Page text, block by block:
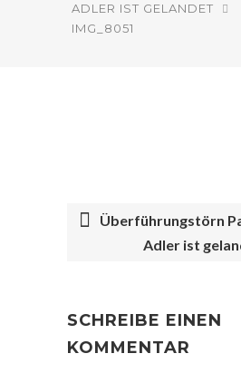
ADLER IST GELANDET
IMG_8051
Überführungstörn
Adler ist
SCHREIBE EINEN
KOMMENTAR